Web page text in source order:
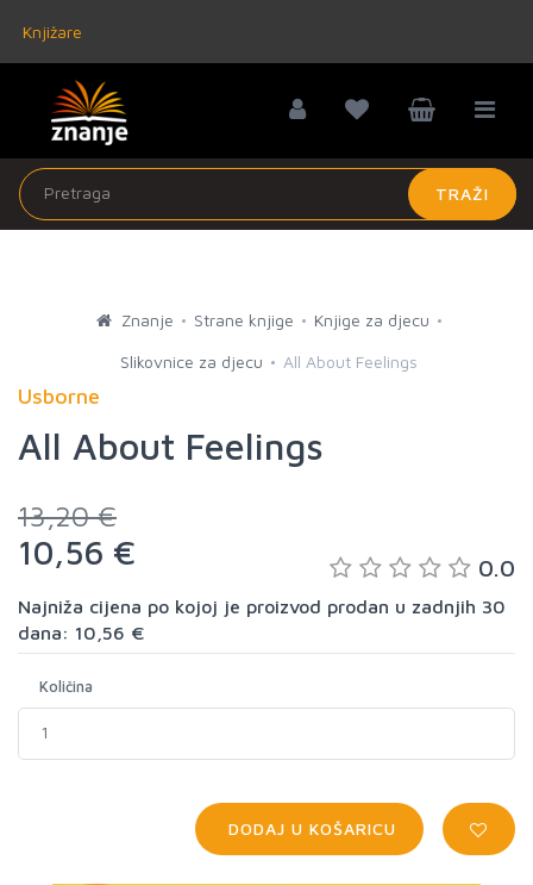
Knjižare
TRAŽI
Znanje Strane knjige Knjige za djecu
Slikovnice za djecu All About Feelings
Usborne
All About Feelings
13,20 €
10,56 € 0.0
Najniža cijena po kojoj je proizvod prodan u zadnjih 30
dana: 10,56 €
Količina
DODAJ U KOŠARICU